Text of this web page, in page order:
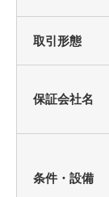
取引形態
保証会社名
条件・設備